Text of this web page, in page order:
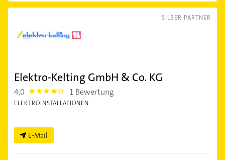
SILBER PARTNER
Elektro-Kelting GmbH & Co. KG
4,0 4.0 1 Bewertung
ELEKTROINSTALLATIONEN
E-Mail